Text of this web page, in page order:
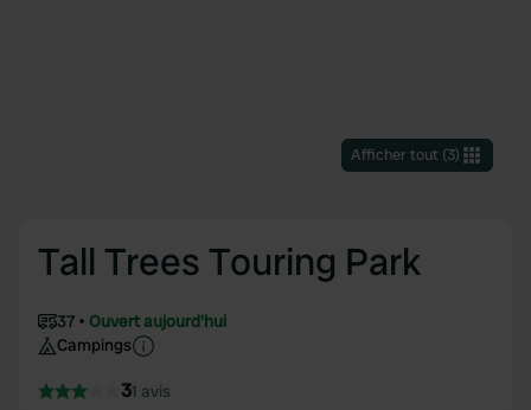
Afficher tout(3)
Tall Trees Touring Park
37
Ouvert aujourd'hui
Campings
31 avis